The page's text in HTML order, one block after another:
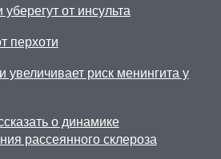
от инсульта
перхоти
увеличивает риск менингита у
о динамике
рассеянного склероза